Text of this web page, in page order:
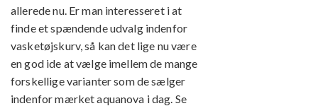
allerede nu. Er man interesseret i at
finde et spændende udvalg indenfor
vasketøjskurv, så kan det lige nu være
en god ide at vælge imellem de mange
forskellige varianter som de sælger
indenfor mærket aquanova i dag. Se